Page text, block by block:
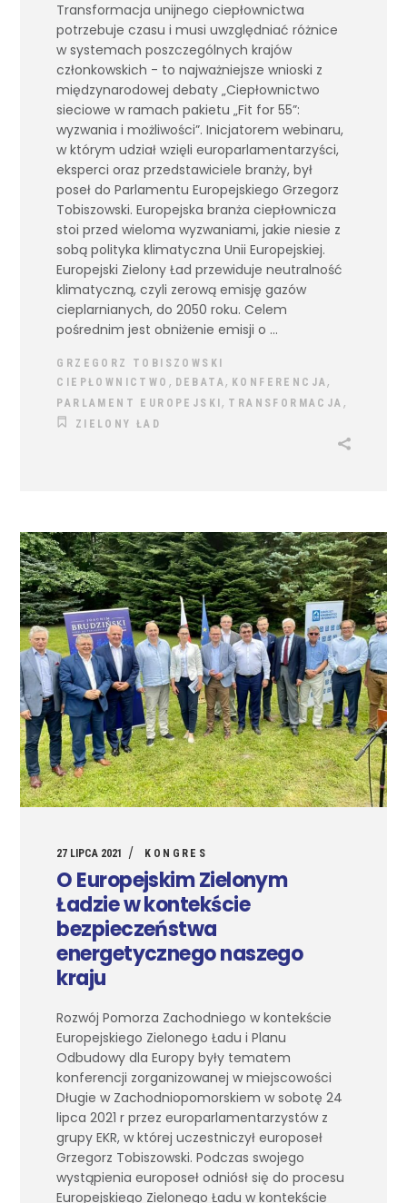
Transformacja unijnego ciepłownictwa
potrzebuje czasu i musi uwzględniać różnice
w systemach poszczególnych krajów
członkowskich - to najważniejsze wnioski z
międzynarodowej debaty „Ciepłownictwo
sieciowe w ramach pakietu „Fit for 55”:
wyzwania i możliwości”. Inicjatorem webinaru,
w którym udział wzięli europarlamentarzyści,
eksperci oraz przedstawiciele branży, był
poseł do Parlamentu Europejskiego Grzegorz
Tobiszowski. Europejska branża ciepłownicza
stoi przed wieloma wyzwaniami, jakie niesie z
sobą polityka klimatyczna Unii Europejskiej.
Europejski Zielony Ład przewiduje neutralność
klimatyczną, czyli zerową emisję gazów
cieplarnianych, do 2050 roku. Celem
pośrednim jest obniżenie emisji o
GRZEGORZ TOBISZOWSKI
CIEPŁOWNICTWO , DEBATA, KONFERENCJA,
PARLAMENT EUROPEJSKI, TRANSFORMACJA ,
ZIELONY ŁAD
27 LIPCA 2021 KONGRES
O Europejskim Zielonym
Ładzie w kontekście
bezpieczeństwa
energetycznego naszego
kraju
Rozwój Pomorza Zachodniego w kontekście
Europejskiego Zielonego Ładu i Planu
Odbudowy dla Europy były tematem
konferencji zorganizowanej w miejscowości
Długie w Zachodniopomorskiem w sobotę 24
lipca 2021 r przez europarlamentarzystów z
grupy EKR, w której uczestniczył europoseł
Grzegorz Tobiszowski. Podczas swojego
wystąpienia europoseł odniósł się do procesu
Europejskiego Zielonego Ładu w kontekście